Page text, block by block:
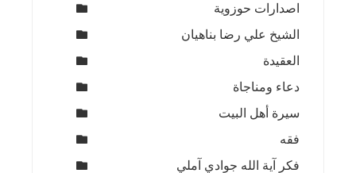
اصدارات حوزوية
الشيخ علي رضا بناهيان
العقيدة
دعاء ومناجاة
سيرة أهل البيت
فقه
فكر آية الله جوادي آملي